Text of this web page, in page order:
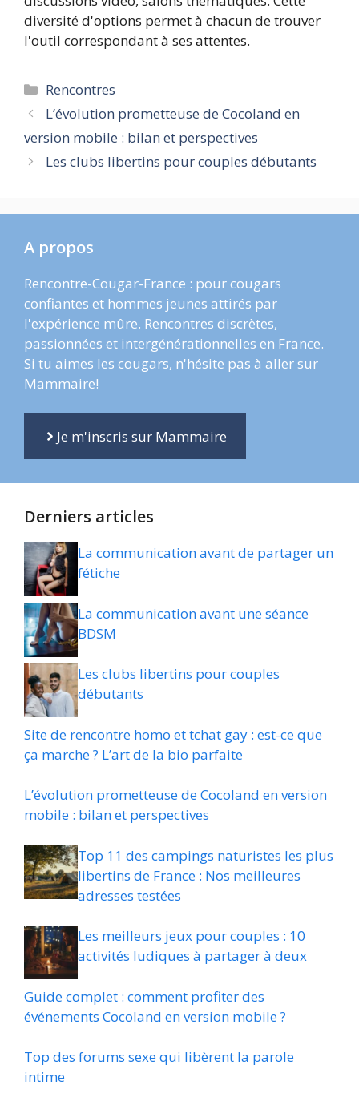
diversité d'options permet à chacun de trouver
l'outil correspondant à ses attentes.
Catégories
Rencontres
L’évolution prometteuse de Cocoland en
version mobile : bilan et perspectives
Les clubs libertins pour couples débutants
A propos
Rencontre-Cougar-France : pour cougars
confiantes et hommes jeunes attirés par
l'expérience mûre. Rencontres discrètes,
passionnées et intergénérationnelles en France.
Si tu aimes les cougars, n'hésite pas à aller sur
Mammaire!
Je m'inscris sur Mammaire
Derniers articles
La communication avant de partager un
fétiche
La communication avant une séance
BDSM
Les clubs libertins pour couples
débutants
Site de rencontre homo et tchat gay : est-ce que
ça marche ? L’art de la bio parfaite
L’évolution prometteuse de Cocoland en version
mobile : bilan et perspectives
Top 11 des campings naturistes les plus
libertins de France : Nos meilleures
adresses testées
Les meilleurs jeux pour couples : 10
activités ludiques à partager à deux
Guide complet : comment profiter des
événements Cocoland en version mobile ?
Top des forums sexe qui libèrent la parole
intime